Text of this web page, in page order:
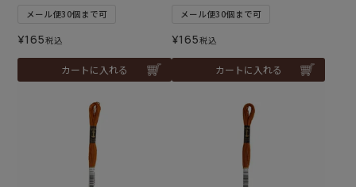
メール便30個まで可
¥165税込
カートに入れる
メール便30個まで可
¥165税込
カートに入れる